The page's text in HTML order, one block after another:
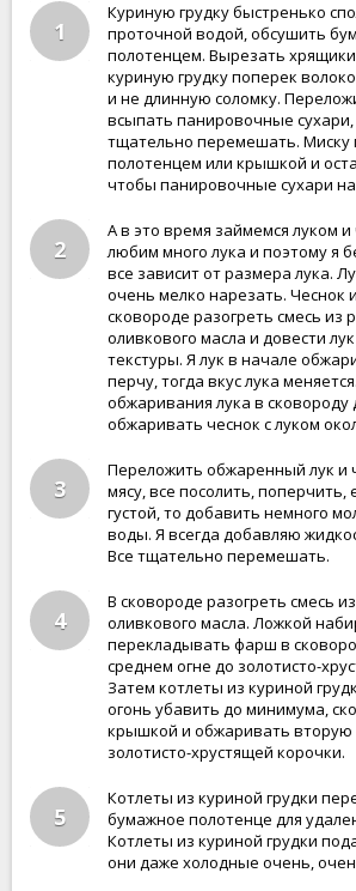
1
Куриную грудку быстренько
проточной водой, обсушить
полотенцем. Вырезать
куриную грудку поперек
и не длинную соломку.
всыпать панировочные
тщательно перемешать. Миску
полотенцем или крышкой и
чтобы панировочные сухари
2
А в это время займемся луком
любим много лука и поэтому я
все зависит от размера лука.
очень мелко нарезать. Чеснок
сковороде разогреть смесь из
оливкового масла и довести
текстуры. Я лук в начале
перчу, тогда вкус лука
обжаривания лука в сковороду
обжаривать чеснок с луком
3
Переложить обжаренный лук и
мясу, все посолить,
густой, то добавить немного
воды. Я всегда добавляю
Все тщательно перемешать.
4
В сковороде разогреть смесь
оливкового масла. Ложкой
перекладывать фарш в
среднем огне до золотисто-
Затем котлеты из куриной
огонь убавить до минимума,
крышкой и обжаривать вторую
золотисто-хрустящей корочки.
5
Котлеты из куриной грудки
бумажное полотенце для
Котлеты из куриной грудки
они даже холодные очень,